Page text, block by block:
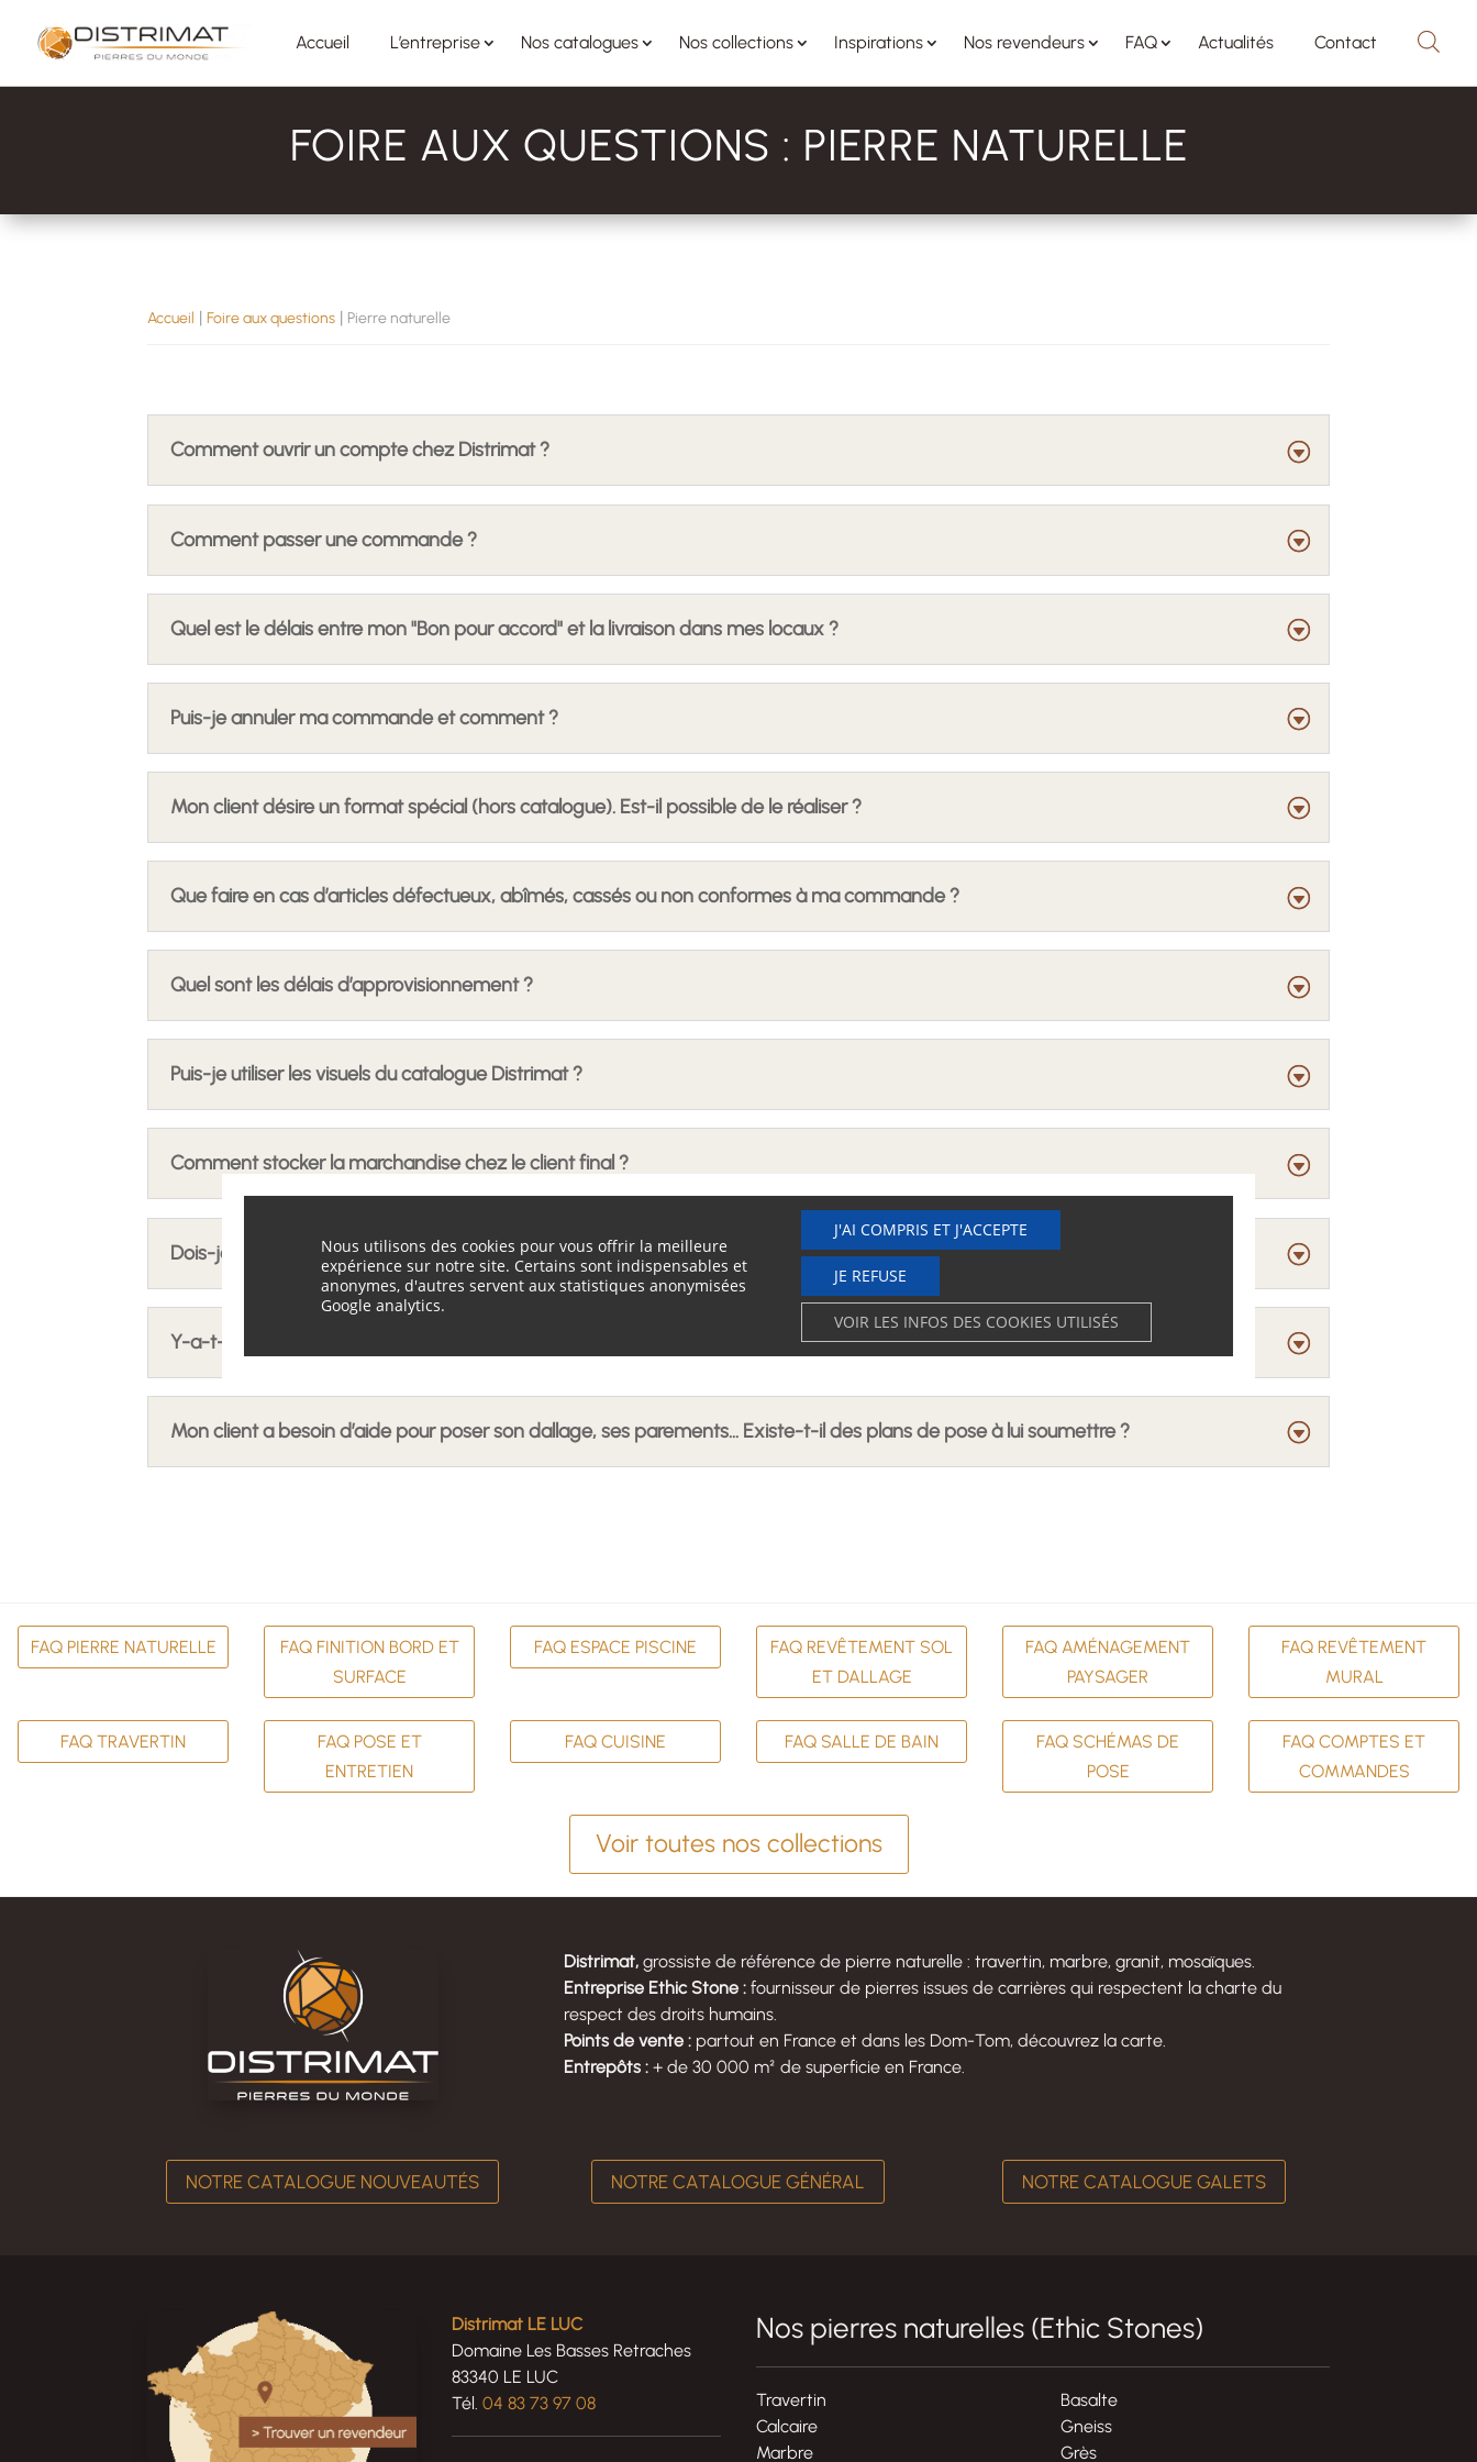
Accueil L’entreprise Nos catalogues Nos collections Inspirations Nos revendeurs FAQ Actualités Contact
FOIRE AUX QUESTIONS : PIERRE NATURELLE
Accueil |Foire aux questions | Pierre naturelle
Comment ouvrir un compte chez Distrimat ?
Comment passer une commande ?
Quel est le délais entre mon "Bon pour accord" et la livraison dans mes locaux ?
Puis-je annuler ma commande et comment ?
Mon client désire un format spécial (hors catalogue). Est-il possible de le réaliser ?
Que faire en cas d’articles défectueux, abîmés, cassés ou non conformes à ma commande ?
Quel sont les délais d’approvisionnement ?
Puis-je utiliser les visuels du catalogue Distrimat ?
Comment stocker la marchandise chez le client final ?
Dois-je traiter les pierres ? Quel traitement utiliser ?
Y-a-t-il des recommandations à prendre avant la pose ?
Mon client a besoin d’aide pour poser son dallage, ses parements… Existe-t-il des plans de pose à lui soumettre ?
FAQ PIERRE NATURELLE
FAQ FINITION BORD ET
SURFACE
FAQ ESPACE PISCINE
FAQ REVÊTEMENT SOL
ET DALLAGE
FAQ AMÉNAGEMENT
PAYSAGER
FAQ REVÊTEMENT
MURAL
FAQ TRAVERTIN
FAQ POSE ET
ENTRETIEN
FAQ CUISINE FAQ SALLE DE BAIN
FAQ SCHÉMAS DE
POSE
FAQ COMPTES ET
COMMANDES
Voir toutes nos collections
Distrimat,grossiste de référence de pierre naturelle : travertin, marbre, granit, mosaïques.
Entreprise Ethic Stone :fournisseur de pierres issues de carrières qui respectent la charte du
respect des droits humains.
Points de vente :partout en France et dans les Dom-Tom, découvrez la carte.
Entrepôts :+ de 30 000 m² de superficie en France.
NOTRE CATALOGUE NOUVEAUTÉS NOTRE CATALOGUE GÉNÉRAL NOTRE CATALOGUE GALETS
Distrimat LE LUC
Domaine Les Basses Retraches
83340 LE LUC
Tél.04 83 73 97 08
Nos pierres naturelles (Ethic Stones)
Travertin
Calcaire
Marbre
Basalte
Gneiss
Grès
Nous utilisons des cookies pour vous offrir la meilleure
expérience sur notre site. Certains sont indispensables et
anonymes, d'autres servent aux statistiques anonymisées
Google analytics.
J'AI COMPRIS ET J'ACCEPTE
JE REFUSE
VOIR LES INFOS DES COOKIES UTILISÉS